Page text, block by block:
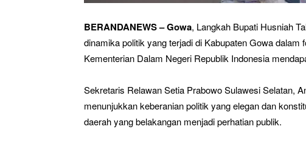
BERANDANEWS – Gowa, Langkah Bupati Husniah
dinamika politik yang terjadi di Kabupaten Gowa
Kementerian Dalam Negeri Republik Indonesia
Sekretaris Relawan Setia Prabowo Sulawesi Selatan,
menunjukkan keberanian politik yang elegan dan
daerah yang belakangan menjadi perhatian publik.